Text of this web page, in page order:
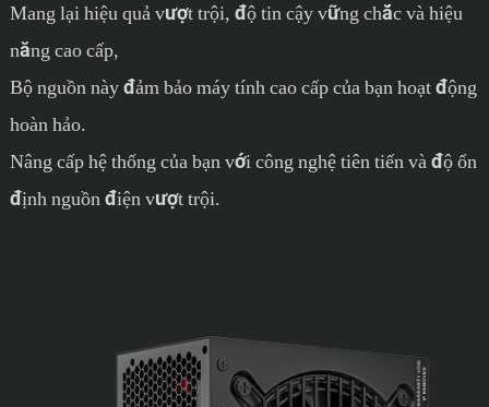
Mang lại hiệu quả vượt trội, độ tin cậy vững chắc và hiệu
năng cao cấp,
Bộ nguồn này đảm bảo máy tính cao cấp của bạn hoạt động
hoàn hảo.
Nâng cấp hệ thống của bạn với công nghệ tiên tiến và độ ổn
định nguồn điện vượt trội.